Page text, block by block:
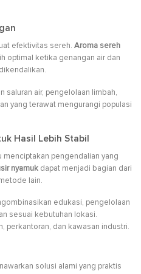
efektivitas sereh. Aroma sereh
optimal ketika genangan air dan
saluran air, pengelolaan limbah,
yang terawat mengurangi populasi
Hasil Lebih Stabil
pengendalian yang
nyamuk dapat menjadi bagian dari
lain.
edukasi, pengelolaan
sesuai kebutuhan lokasi.
perkantoran, dan kawasan industri.
solusi alami yang praktis